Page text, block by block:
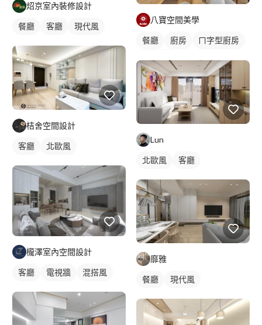
炤京室內裝修設計
餐廳 客廳 現代風
桔舍空間設計
客廳 北歐風
櫳澤室內空間設計
客廳 電視牆 混搭風
八寶空間美學
餐廳 廚房
ㄇ字型廚房
Lun
北歐風 客廳
靡雅
餐廳 現代風